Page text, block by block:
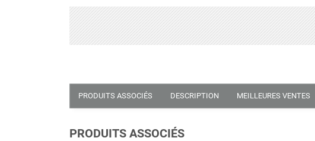
PRODUITS ASSOCIÉS DESCRIPTION MEILLEURES VENTES
PRODUITS ASSOCIÉS